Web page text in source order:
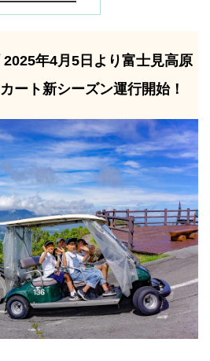
年4月5日より富士見高原
ート新シーズン運行開始！